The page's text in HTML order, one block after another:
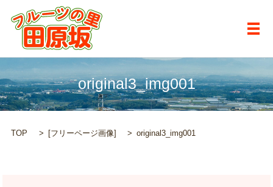
メ
original3_img001
TOP [フリーページ画像] original3_img001